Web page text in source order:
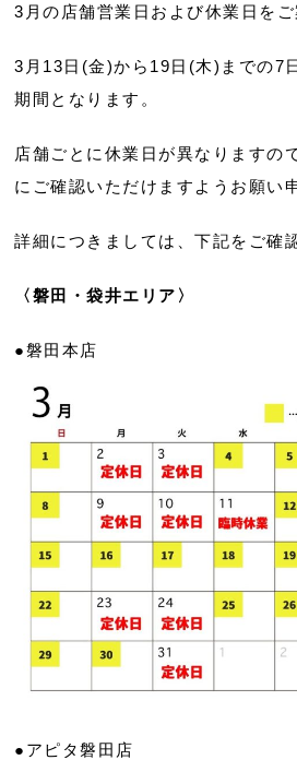
3月の店舗営業日および休業日をご
3月13日(金)から19日(木)までの7
期間となります。
店舗ごとに休業日が異なりますの
にご確認いただけますようお願い
詳細につきましては、下記をご確
〈磐田・袋井エリア〉
●磐田本店
●アピタ磐田店